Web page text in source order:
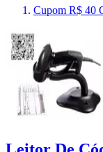
Cupom R$ 40